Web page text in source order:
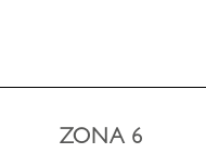
ZONA 6